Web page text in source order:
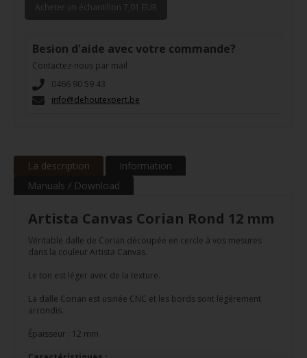
Acheter un échantillon 7,01 EUR
Besion d'aide avec votre commande?
Contactez-nous par mail
0466 90 59 43
info@dehoutexpert.be
La description
Information
Manuals / Download
Artista Canvas Corian Rond 12 mm
Véritable dalle de Corian découpée en cercle à vos mesures
dans la couleur Artista Canvas.
Le ton est léger avec de la texture.
La dalle Corian est usinée CNC et les bords sont légèrement
arrondis.
Épaisseur : 12 mm